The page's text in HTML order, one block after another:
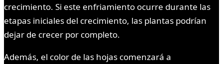
crecimiento. Si este enfriamiento ocurre durante las
etapas iniciales del crecimiento, las plantas podrían
dejar de crecer por completo.
Además, el color de las hojas comenzará a